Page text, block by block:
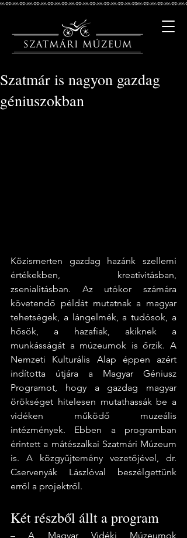
Szatmár is nagyon gazdag
géniuszokban
Közismerten gazdag hazánk szellemi
értékekben, kreativitásban,
zsenialitásban. Az utókor számára
követendő példát mutatnak a magyar
tehetségek, a lángelmék, a tudósok, a
hősök, a hazafiak, akiknek a
munkásságát a múzeumok is őrzik. A
Nemzeti Kulturális Alap éppen azért
indította útjára a Magyar Géniusz
Programot, hogy a gazdag magyar
örökséget hitelesen mutathassák be a
vidéken működő muzeális
intézmények. Ebben a programban
érintett a mátészalkai Szatmári Múzeum
is. A közgyűjtemény vezetőjével, dr.
Cservenyák Lászlóval beszélgettünk
erről a projektről.
Két részből állt a program
– A Magyar Vidéki Múzeumok